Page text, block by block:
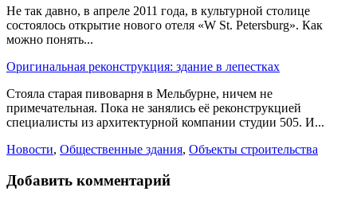
Не так давно, в апреле 2011 года, в культурной столице
состоялось открытие нового отеля «W St. Petersburg». Как
можно понять...
Оригинальная реконструкция: здание в лепестках
Стояла старая пивоварня в Мельбурне, ничем не
примечательная. Пока не занялись её реконструкцией
специалисты из архитектурной компании студии 505. И...
Новости, Общественные здания, Объекты строительства
Добавить комментарий